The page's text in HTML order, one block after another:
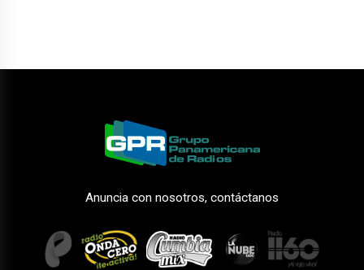
Anuncia con nosotros, contáctanos